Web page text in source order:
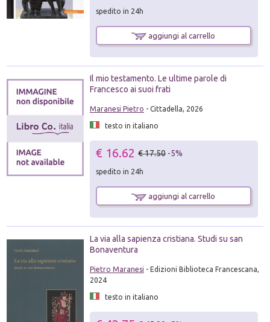
spedito in 24h
aggiungi al carrello
Il mio testamento. Le ultime parole di
Francesco ai suoi frati
Maranesi Pietro - Cittadella, 2026
testo in italiano
€ 16.62 € 17.50 -5%
spedito in 24h
aggiungi al carrello
La via alla sapienza cristiana. Studi su san
Bonaventura
Pietro Maranesi - Edizioni Biblioteca Francescana,
2024
testo in italiano